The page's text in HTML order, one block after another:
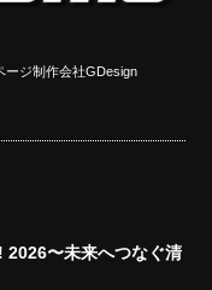
ージ制作会社GDesign
2026〜未来へつなぐ清